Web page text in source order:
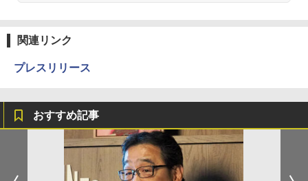
関連リンク
プレスリリース
おすすめ記事